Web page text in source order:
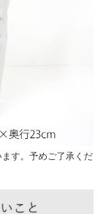
す。予めご了承くだ